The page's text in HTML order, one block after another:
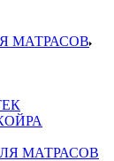
МАТРАСОВ
МАТРАСОВ